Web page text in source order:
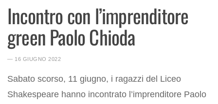
Incontro con l’imprenditore
green Paolo Chioda
― 16 GIUGNO 2022
Sabato scorso, 11 giugno, i ragazzi del Liceo
Shakespeare hanno incontrato l’imprenditore Paolo